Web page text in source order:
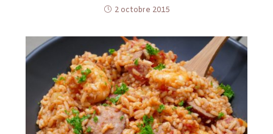
2 octobre 2015